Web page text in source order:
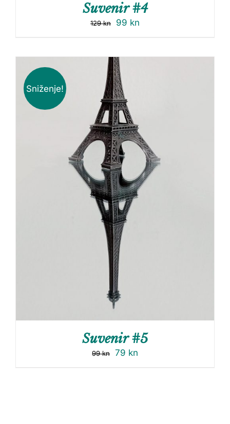
Suvenir #4
129kn 99 kn
Sniženje!
Suvenir #5
99kn 79 kn